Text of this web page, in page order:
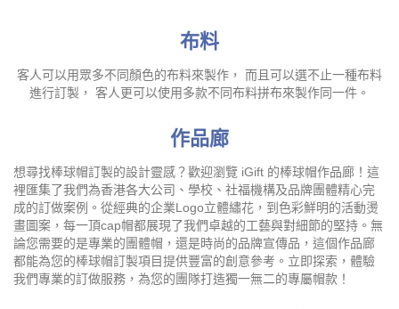
布料
客人可以用眾多不同顏色的布料來製作， 而且可以選不止一種布料
進行訂製， 客人更可以使用多款不同布料拼布來製作同一件。
作品廊
想尋找棒球帽訂製的設計靈感？歡迎瀏覽 iGift 的棒球帽作品廊！這
裡匯集了我們為香港各大公司、學校、社福機構及品牌團體精心完
成的訂做案例。從經典的企業Logo立體繡花，到色彩鮮明的活動燙
畫圖案，每一頂cap帽都展現了我們卓越的工藝與對細節的堅持。無
論您需要的是專業的團體帽，還是時尚的品牌宣傳品，這個作品廊
都能為您的棒球帽訂製項目提供豐富的創意參考。立即探索，體驗
我們專業的訂做服務，為您的團隊打造獨一無二的專屬帽款！